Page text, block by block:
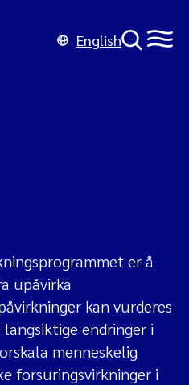
English
er å
upåvirka
kan vurderes
endringer i
menneskelig
forsuringsvirkninger i